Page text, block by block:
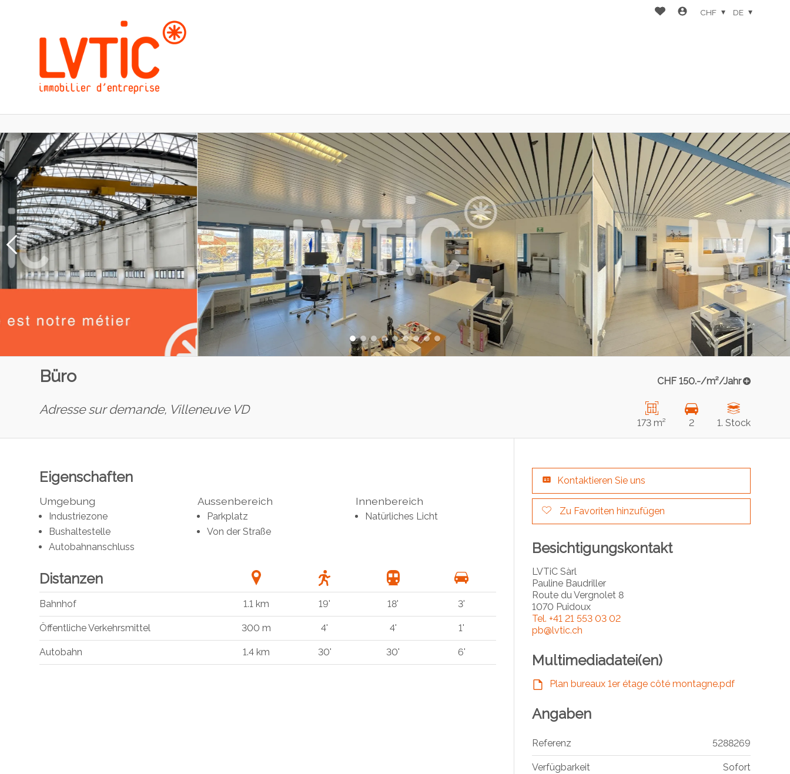
CHF DE
Büro CHF 150.-/m²/Jahr
Adresse sur demande, Villeneuve VD
173 m² 2 1. Stock
Eigenschaften
Umgebung
Industriezone
Bushaltestelle
Autobahnanschluss
Aussenbereich
Parkplatz
Von der Straße
Innenbereich
Natürliches Licht
Distanzen
Bahnhof 1.1 km 19' 18' 3'
Öffentliche Verkehrsmittel 300 m 4' 4' 1'
Autobahn 1.4 km 30' 30' 6'
Kontaktieren Sie uns
Zu Favoriten hinzufügen
Besichtigungskontakt
LVTiC Sàrl
Pauline Baudriller
Route du Vergnolet 8
1070 Puidoux
Tel. +41 21 553 03 02
pb@lvtic.ch
Multimediadatei(en)
Plan bureaux 1er étage côté montagne.pdf
Angaben
Referenz 5288269
Verfügbarkeit Sofort